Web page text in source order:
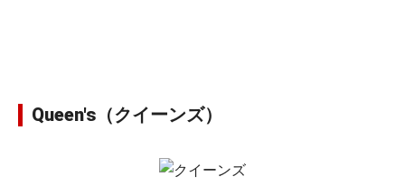
Queen's（クイーンズ）